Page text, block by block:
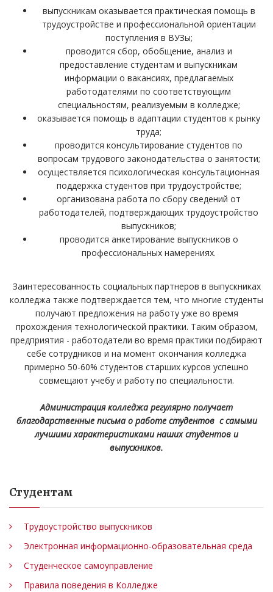
выпускникам оказывается практическая помощь в
трудоустройстве и профессиональной ориентации
поступления в ВУЗы;
проводится сбор, обобщение, анализ и
предоставление студентам и выпускникам
информации о вакансиях, предлагаемых
работодателями по соответствующим
специальностям, реализуемым в колледже;
оказывается помощь в адаптации студентов к рынку
труда;
проводится консультирование студентов по
вопросам трудового законодательства о занятости;
осуществляется психологическая консультационная
поддержка студентов при трудоустройстве;
организована работа по сбору сведений от
работодателей, подтверждающих трудоустройство
выпускников;
проводится анкетирование выпускников о
профессиональных намерениях.
Заинтересованность социальных партнеров в выпускниках
колледжа также подтверждается тем, что многие студенты
получают предложения на работу уже во время
прохождения технологической практики. Таким образом,
предприятия - работодатели во время практики подбирают
себе сотрудников и на момент окончания колледжа
примерно 50-60% студентов старших курсов успешно
совмещают учебу и работу по специальности.
Администрация колледжа регулярно получает
благодарственные письма о работе студентов с самыми
лучшими характеристиками наших студентов и
выпускников.
Студентам
Трудоустройство выпускников
Электронная информационно-образовательная среда
Студенческое самоуправление
Правила поведения в Колледже